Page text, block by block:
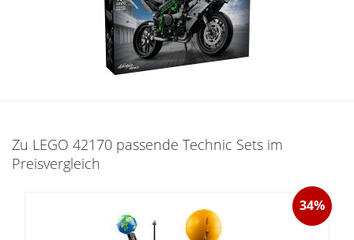
Zu LEGO 42170 passende Technic Sets im
Preisvergleich
34%